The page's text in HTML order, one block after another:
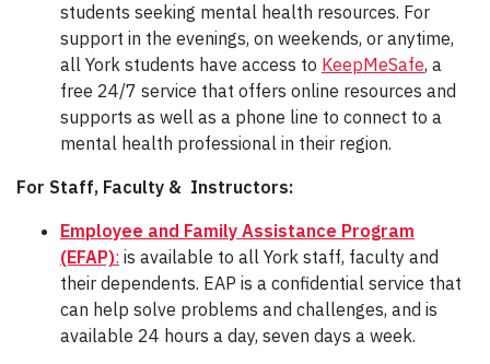
students seeking mental health resources. For
support in the evenings, on weekends, or anytime,
all York students have access to KeepMeSafe, a
free 24/7 service that offers online resources and
supports as well as a phone line to connect to a
mental health professional in their region.
For Staff, Faculty & Instructors:
Employee and Family Assistance Program
(EFAP): is available to all York staff, faculty and
their dependents. EAP is a confidential service that
can help solve problems and challenges, and is
available 24 hours a day, seven days a week.